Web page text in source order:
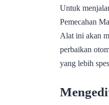
Untuk
Pemecahan
Alat ini akan
perbaikan
yang lebih